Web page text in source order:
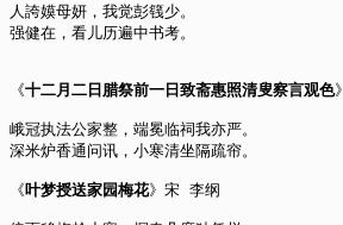
人誇嫫母妍，我觉彭篯少。
强健在，看儿历遍中书考。
《十二月二日腊祭前一日致斋惠照清叟察言观色
峨冠执法公家整，端冕临祠我亦严。
深米炉香通问讯，小寒清坐隔疏帘。
《 叶梦授送家园梅花》宋 李纲